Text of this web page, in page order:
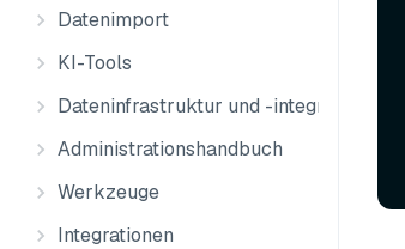
Datenimport
KI-Tools
Dateninfrastruktur und -integration
Administrationshandbuch
Werkzeuge
Integrationen